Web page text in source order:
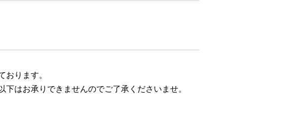
ります。
はお承りできませんのでご了承くださいませ。